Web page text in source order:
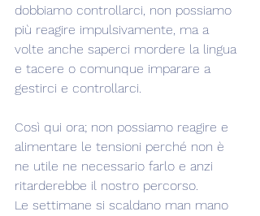
dobbiamo controllarci, non possiamo
più reagire impulsivamente, ma a
volte anche saperci mordere la lingua
e tacere o comunque imparare a
gestirci e controllarci.
Così qui ora; non possiamo reagire e
alimentare le tensioni perché non è
ne utile ne necessario farlo e anzi
ritarderebbe il nostro percorso.
Le settimane si scaldano man mano